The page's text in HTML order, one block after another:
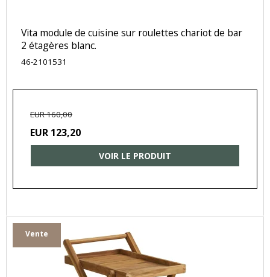
Vita module de cuisine sur roulettes chariot de bar
2 étagères blanc.
46-2101531
EUR 160,00
EUR 123,20
VOIR LE PRODUIT
Vente